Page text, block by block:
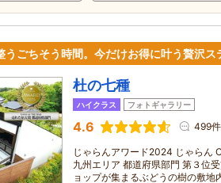
うごちそう時間。今だけお得に叶う贅沢ス
杜の七種
ハイクラス フォトギャラリー
4.6 499件
じゃらんアワード2024 じゃらん
九州エリア 都道府県部門 第３位
ョップが集まるぶどうの樹の敷地